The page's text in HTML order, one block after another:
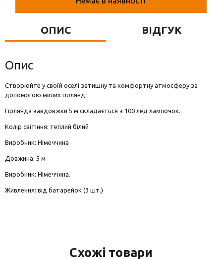
Фігурки та статуетки
ОПИС ВІДГУК
Опис
Створюйте у своїй оселі затишну та комфортну атмосферу за
допомогою милих гірлянд.
Гірлянда завдовжки 5 м складається з 100 лед лампочок.
Колір світіння: теплий білий
Виробник: Німеччина
Довжина: 5 м
Виробник: Німеччина.
Живлення: від батарейок (3 шт.)
Схожі товари